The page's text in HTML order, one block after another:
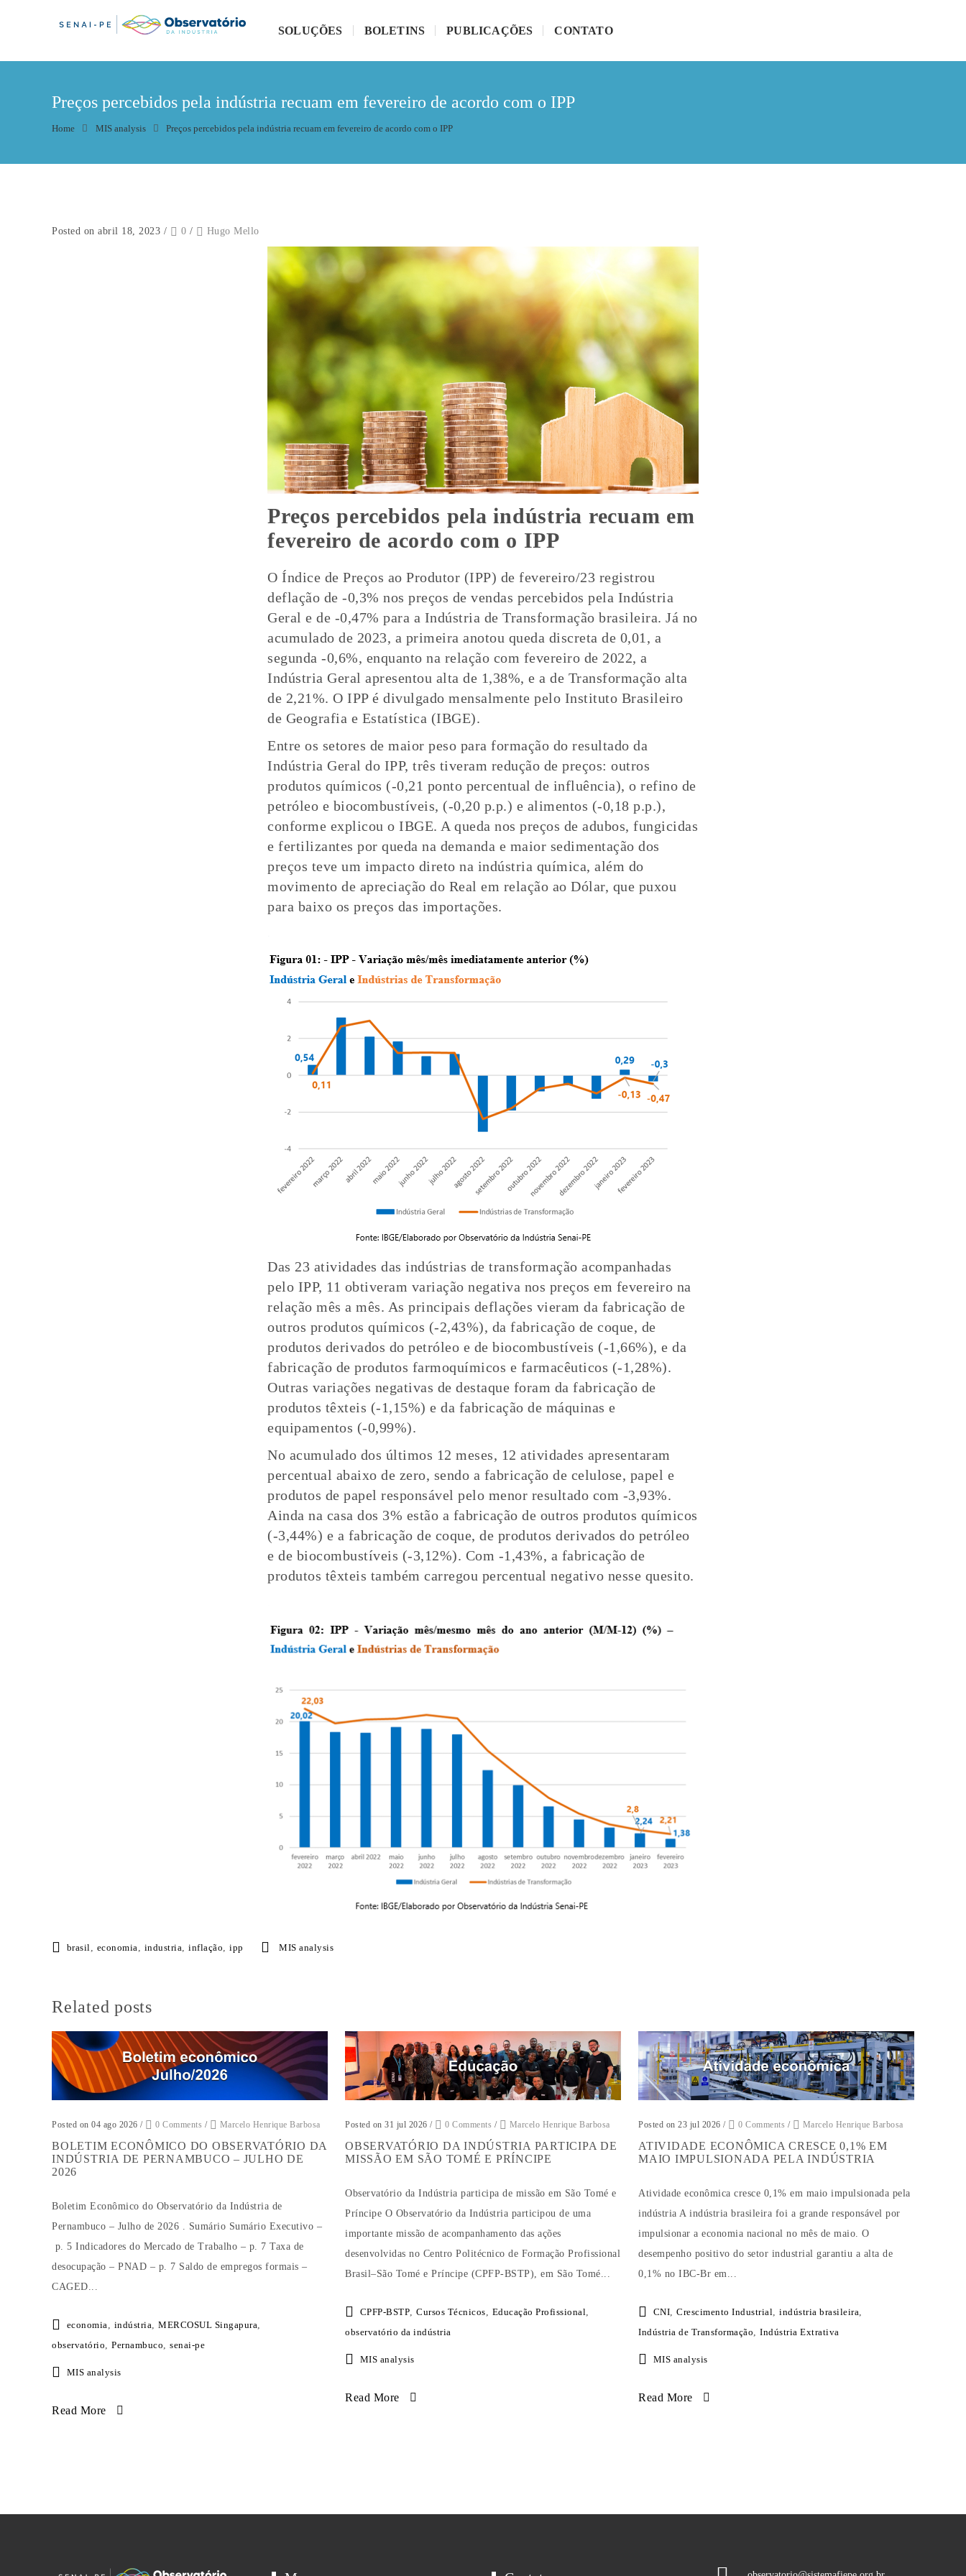
SOLUÇÕES BOLETINS PUBLICAÇÕES CONTATO
Preços percebidos pela indústria recuam em fevereiro de acordo com o IPP
Home MIS analysis Preços percebidos pela indústria recuam em fevereiro de acordo com o IPP
Posted on abril 18, 2023 / 0 / Hugo Mello
Preços percebidos pela indústria recuam em
fevereiro de acordo com o IPP
O Índice de Preços ao Produtor (IPP) de fevereiro/23 registrou
deflação de -0,3% nos preços de vendas percebidos pela Indústria
Geral e de -0,47% para a Indústria de Transformação brasileira. Já no
acumulado de 2023, a primeira anotou queda discreta de 0,01, a
segunda -0,6%, enquanto na relação com fevereiro de 2022, a
Indústria Geral apresentou alta de 1,38%, e a de Transformação alta
de 2,21%. O IPP é divulgado mensalmente pelo Instituto Brasileiro
de Geografia e Estatística (IBGE).
Entre os setores de maior peso para formação do resultado da
Indústria Geral do IPP, três tiveram redução de preços: outros
produtos químicos (-0,21 ponto percentual de influência), o refino de
petróleo e biocombustíveis, (-0,20 p.p.) e alimentos (-0,18 p.p.),
conforme explicou o IBGE. A queda nos preços de adubos, fungicidas
e fertilizantes por queda na demanda e maior sedimentação dos
preços teve um impacto direto na indústria química, além do
movimento de apreciação do Real em relação ao Dólar, que puxou
para baixo os preços das importações.
Das 23 atividades das indústrias de transformação acompanhadas
pelo IPP, 11 obtiveram variação negativa nos preços em fevereiro na
relação mês a mês. As principais deflações vieram da fabricação de
outros produtos químicos (-2,43%), da fabricação de coque, de
produtos derivados do petróleo e de biocombustíveis (-1,66%), e da
fabricação de produtos farmoquímicos e farmacêuticos (-1,28%).
Outras variações negativas de destaque foram da fabricação de
produtos têxteis (-1,15%) e da fabricação de máquinas e
equipamentos (-0,99%).
No acumulado dos últimos 12 meses, 12 atividades apresentaram
percentual abaixo de zero, sendo a fabricação de celulose, papel e
produtos de papel responsável pelo menor resultado com -3,93%.
Ainda na casa dos 3% estão a fabricação de outros produtos químicos
(-3,44%) e a fabricação de coque, de produtos derivados do petróleo
e de biocombustíveis (-3,12%). Com -1,43%, a fabricação de
produtos têxteis também carregou percentual negativo nesse quesito.
brasil, economia, industria, inflação, ipp MIS analysis
Related posts
Posted on 04 ago 2026 / 0 Comments / Marcelo Henrique Barbosa
BOLETIM ECONÔMICO DO OBSERVATÓRIO DA
INDÚSTRIA DE PERNAMBUCO – JULHO DE
2026
Boletim Econômico do Observatório da Indústria de
Pernambuco – Julho de 2026 . Sumário Sumário Executivo –
p. 5 Indicadores do Mercado de Trabalho – p. 7 Taxa de
desocupação – PNAD – p. 7 Saldo de empregos formais –
CAGED...
economia indústria MERCOSUL Singapura
observatório
Pernambuco senai-pe
MIS analysis
Read More
Posted on 31 jul 2026 / 0 Comments / Marcelo Henrique Barbosa
OBSERVATÓRIO DA INDÚSTRIA PARTICIPA DE
MISSÃO EM SÃO TOMÉ E PRÍNCIPE
Observatório da Indústria participa de missão em São Tomé e
Príncipe O Observatório da Indústria participou de uma
importante missão de acompanhamento das ações
desenvolvidas no Centro Politécnico de Formação Profissional
Brasil–São Tomé e Príncipe (CPFP-BSTP), em São Tomé...
CPFP-BSTP Cursos Técnicos Educação Profissional
observatório da indústria
MIS analysis
Read More
Posted on 23 jul 2026 / 0 Comments / Marcelo Henrique Barbosa
ATIVIDADE ECONÔMICA CRESCE 0,1% EM
MAIO IMPULSIONADA PELA INDÚSTRIA
Atividade econômica cresce 0,1% em maio impulsionada pela
indústria A indústria brasileira foi a grande responsável por
impulsionar a economia nacional no mês de maio. O
desempenho positivo do setor industrial garantiu a alta de
0,1% no IBC-Br em...
CNI Crescimento Industrial indústria brasileira
Indústria de Transformação
Indústria Extrativa
MIS analysis
Read More